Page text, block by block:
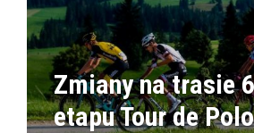
Zmiany na trasie
etapu Tour de